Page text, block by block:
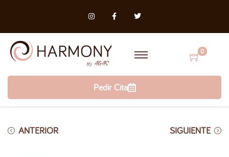
0
Pedir Cita
ANTERIOR SIGUIENTE